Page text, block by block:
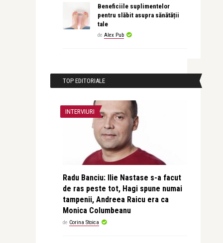
Beneficiile suplimentelor
pentru slăbit asupra sănătății
tale
de Alex Pub
TOP EDITORIALE
INTERVIURI
Radu Banciu: Ilie Nastase s-a facut
de ras peste tot, Hagi spune numai
tampenii, Andreea Raicu era ca
Monica Columbeanu
de Corina Stoica